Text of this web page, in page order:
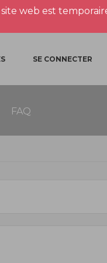
web est
SE CONNECTER
FAQ